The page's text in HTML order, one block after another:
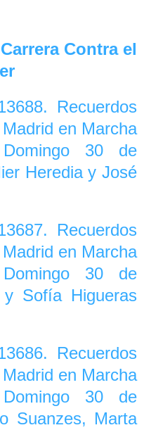
Contra el
Recuerdos
en Marcha
30 de
Heredia y José
Recuerdos
en Marcha
30 de
Sofía Higueras
Recuerdos
en Marcha
30 de
Suanzes, Marta